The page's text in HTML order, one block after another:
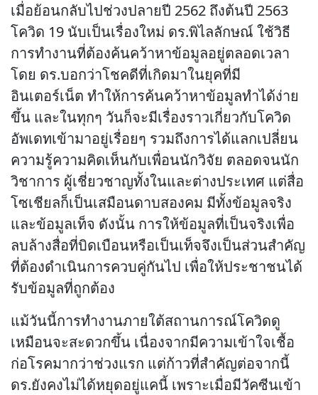
เมื่อย้อนกลับไปช่วงปลายปี 2562 ถึงต้นปี 2563
โควิด 19 นับเป็นเรื่องใหม่ ดร.พิไลลักษณ์ ใช้วิธี
การทำงานที่ต้องค้นคว้าหาข้อมูลอยู่ตลอดเวลา
โดย ดร.บอกว่าโชคดีที่เกิดมาในยุคที่มี
อินเตอร์เน็ต ทำให้การค้นคว้าหาข้อมูลทำได้ง่าย
ขึ้น และในทุกๆ วันก็จะมีเรื่องราวเกี่ยวกับโควิด
อัพเดทเข้ามาอยู่เรื่อยๆ รวมถึงการได้แลกเปลี่ยน
ความรู้ความคิดเห็นกับเพื่อนนักวิจัย ตลอดจนนัก
วิชาการ ผู้เชี่ยวชาญทั้งในและต่างประเทศ แต่สื่อ
โซเชียลก็เป็นเสมือนดาบสองคม มีทั้งข้อมูลจริง
และข้อมูลเท็จ ดังนั้น การให้ข้อมูลที่เป็นจริงเพื่อ
ลบล้างสื่อที่บิดเบือนหรือเป็นเท็จจึงเป็นส่วนสำคัญ
ที่ต้องดำเนินการควบคู่กันไป เพื่อให้ประชาชนได้
รับข้อมูลที่ถูกต้อง
แม้วันนี้การทำงานภายใต้สถานการณ์โควิดดู
เหมือนจะสะดวกขึ้น เนื่องจากมีความเข้าใจเชื้อ
ก่อโรคมากว่าช่วงแรก แต่ก้าวที่สำคัญต่อจากนี้
ดร.ยังคงไม่ได้หยุดอยู่แคนี้ เพราะเมื่อมีวัคซีนเข้า